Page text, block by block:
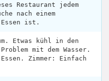
Restaurant jedem
nach einem
Essen ist.
Etwas kühl in den
mit dem Wasser.
Zimmer: Einfach